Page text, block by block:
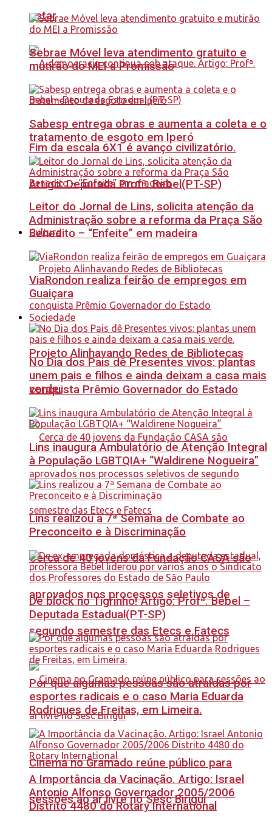
estar
Fim da escala 6X1 é avanço civilizatório.
Artigo: Deputada Profª. Bebel(PT-SP)
Cultura
Projeto Alinhavando Redes de Bibliotecas
conquista Prêmio Governador do Estado
Cerca de 40 jovens da Fundação CASA são
aprovados nos processos seletivos de
segundo semestre das Etecs e Fatecs
Cinema no Gramado reúne público para
sessões ao ar livre no Sesc Birigui
Sebrae Móvel leva atendimento gratuito e
mutirão do MEI a Promissão
Sabesp entrega obras e aumenta a coleta e o
tratamento de esgoto em Iperó
Leitor do Jornal de Lins, solicita atenção da
Administração sobre a reforma da Praça São
Benedito – “Enfeite” em madeira
ViaRondon realiza feirão de empregos em
Guaiçara
Sociedade
No Dia dos Pais dê Presentes vivos: plantas
unem pais e filhos e ainda deixam a casa mais
verde.
Lins inaugura Ambulatório de Atenção Integral
à População LGBTQIA+ “Waldirene Nogueira”
Lins realizou a 7ª Semana de Combate ao
Preconceito e à Discriminação
Dê block no Tigrinho! Artigo: Profª. Bebel –
Deputada Estadual(PT-SP)
Por que algumas pessoas são atraídas por
esportes radicais e o caso Maria Eduarda
Rodrigues de Freitas, em Limeira.
A Importância da Vacinação. Artigo: Israel
Antonio Alfonso Governador 2005/2006
Distrito 4480 do Rotary International